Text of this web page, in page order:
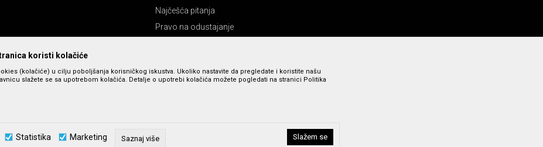
Najčešća pitanja
Pravo na odustajanje
da su dostupni u svakom trenutku. Raspoloživost robe možete proveriti pozivom na broj 011 369 4000.
koristi kolačiće
(kolačiće) u cilju poboljšanja korisničkog iskustva. Ukoliko nastavite da pregledate i koristite našu
slažete se sa upotrebom kolačića. Detalje o upotrebi kolačića možete pogledati na stranici Politika
Statistika Marketing Saznaj više Slažem se